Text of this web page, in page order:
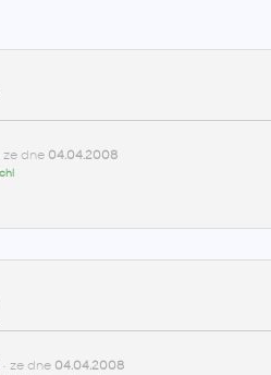
ze dne 04.04.2008
ze dne 04.04.2008